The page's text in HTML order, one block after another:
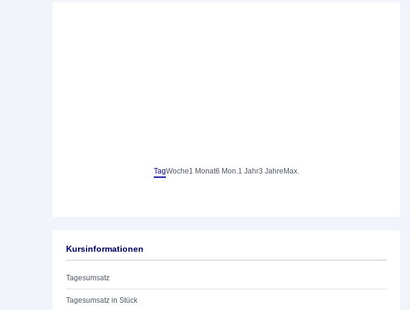
TagWoche1 Monat6 Mon.1 Jahr3 Jahre Max.
Kursinformationen
Tagesumsatz
Tagesumsatz in Stück